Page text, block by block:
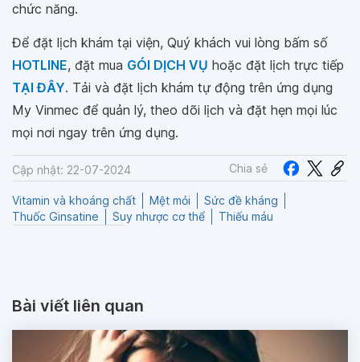
chức năng.
Để đặt lịch khám tại viện, Quý khách vui lòng bấm số
HOTLINE, đặt mua GÓI DỊCH VỤ hoặc đặt lịch trực tiếp
TẠI ĐÂY. Tải và đặt lịch khám tự động trên ứng dụng
My Vinmec để quản lý, theo dõi lịch và đặt hẹn mọi lúc
mọi nơi ngay trên ứng dụng.
Cập nhật: 22-07-2024 Chia sẻ
Vitamin và khoáng chất Mệt mỏi
Sức đề kháng
Thuốc Ginsatine
Suy nhược cơ thể Thiếu máu
Bài viết liên quan